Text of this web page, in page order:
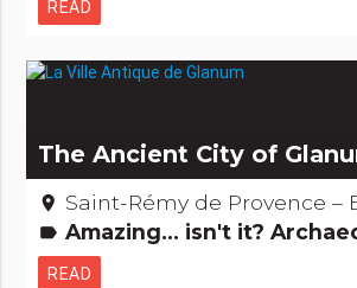
READ
The Ancient City of
place Saint-Rémy de Provence –
label Amazing... isn't it? Archaeology and old stones Remarkable buildings Saints,
READ